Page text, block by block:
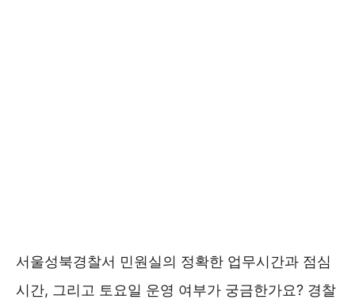
서울성북경찰서 민원실의 정확한 업무시간과 점심
시간, 그리고 토요일 운영 여부가 궁금한가요? 경찰